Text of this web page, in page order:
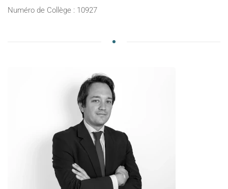
Numéro de Collège : 10927